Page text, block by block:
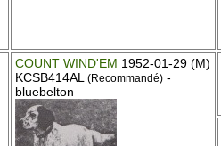
COUNT WIND'EM 1952-01-29 (M)
KCSB414AL
(Recommandé) -
bluebelton